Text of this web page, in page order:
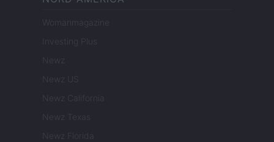
Womanmagazine
Investing Plus
Newz
Newz US
Newz California
Newz Texas
Newz Florida